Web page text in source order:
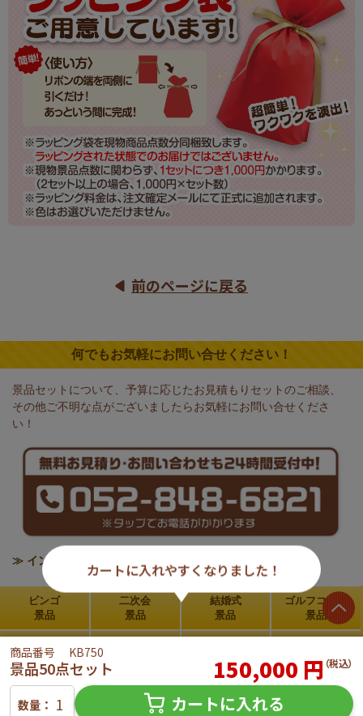
カートに入れやすくなりました！
商品番号 KB750
景品50点セット 150,000 円 （税込）
カートに入れる
前のページに戻る
何でもお気軽にお問い合せください！
景品セットについて、予算に応じたお見積もりセットのご相談、
その他ご不明な点がございましたらお気軽にお問い合せくださ
い！
≫ インボイス制度の対応について
ビンゴ
景品
二次会
景品
結婚式
景品
ゴルフコンペ
景品
新年会
景品
ご質問
お客さま
の声
セット
お問い合せ